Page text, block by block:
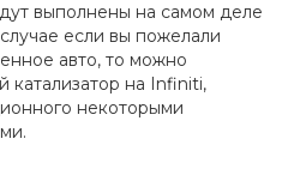
выполнены на самом деле
если вы пожелали
авто, то можно
катализатор на Infiniti,
некоторыми